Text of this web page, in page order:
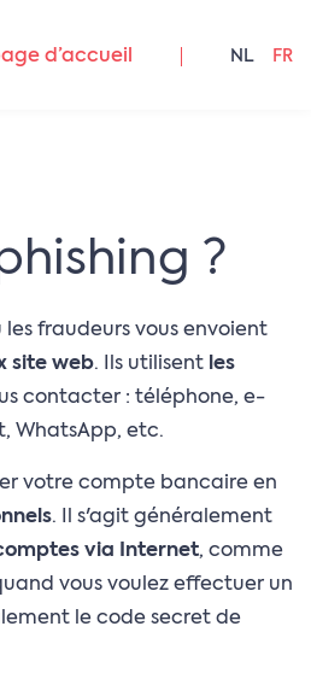
d’accueil NL FR
?
fraudeurs vous envoient
site web. Ils utilisent les
contacter : téléphone, e-
WhatsApp, etc.
votre compte bancaire en
. Il s'agit généralement
via Internet, comme
vous voulez effectuer un
le code secret de